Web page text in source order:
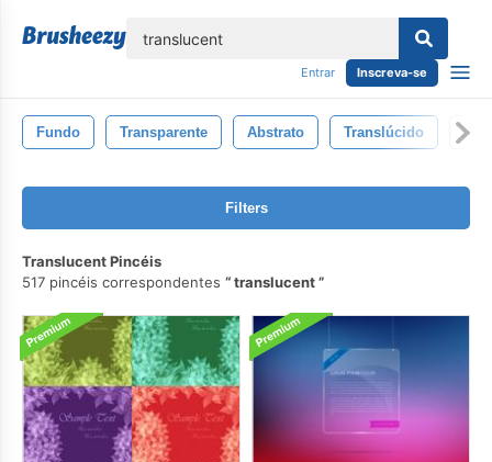
Entrar Inscreva-se
Fundo Transparente Abstrato Translúcido Luz
Filters
Translucent Pincéis
517 pincéis correspondentes
translucent